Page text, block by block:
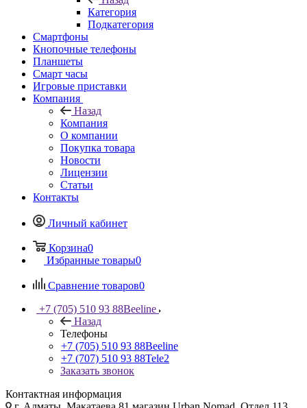
Категория
Подкатегория
Смартфоны
Кнопочные телефоны
Планшеты
Смарт часы
Игровые приставки
Компания
Назад
Компания
О компании
Покупка товара
Новости
Лицензии
Статьи
Контакты
Личный кабинет
Корзина0
Избранные товары0
Сравнение товаров0
+7 (705) 510 93 88Beeline
Назад
Телефоны
+7 (705) 510 93 88Beeline
+7 (707) 510 93 88Tele2
Заказать звонок
Контактная информация